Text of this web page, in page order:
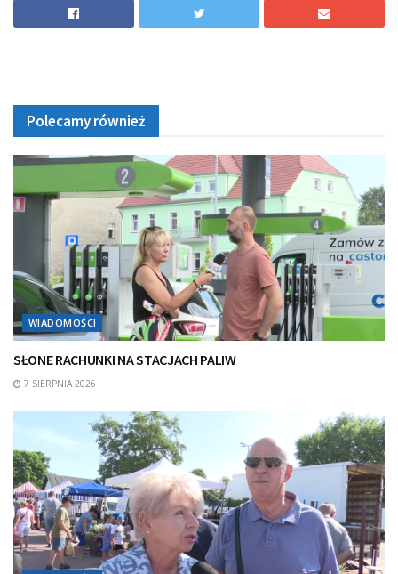
Polecamy również
WIADOMOŚCI
SŁONE RACHUNKI NA STACJACH PALIW
7 SIERPNIA 2026